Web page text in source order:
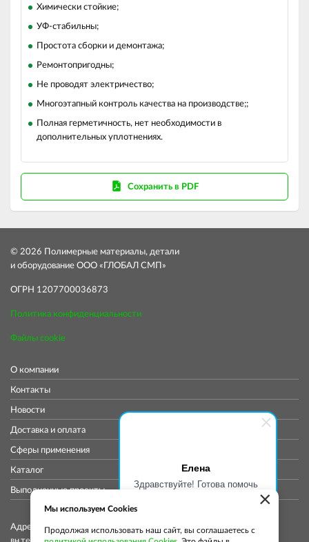
Елена
Здравствуйте! Готова помочь
Химически стойкие;
УФ-стабильны;
Простота сборки и демонтажа;
Ремонтопригодны;
Не проводят электричество;
Многоэтапный контроль качества на производстве;;
Полная герметичность, нет необходимости в
дополнительных уплотнениях.
Сохранить в PDF
© 2026 Полимерные материалы, детали
и оборудование ООО «ГЛОБАЛ СМП»
ОГРН 1207700036873
Политика конфиденциальности
Файлы cookie
О компании
Контакты
Новости
Доставка и оплата
Сферы применения
Каталог
Выполненные проекты
Адрес коммерческого отдела: 115419, Город Москва,
×
Мы используем Cookies
Продолжая использовать наш сайт, вы соглашаетесь с